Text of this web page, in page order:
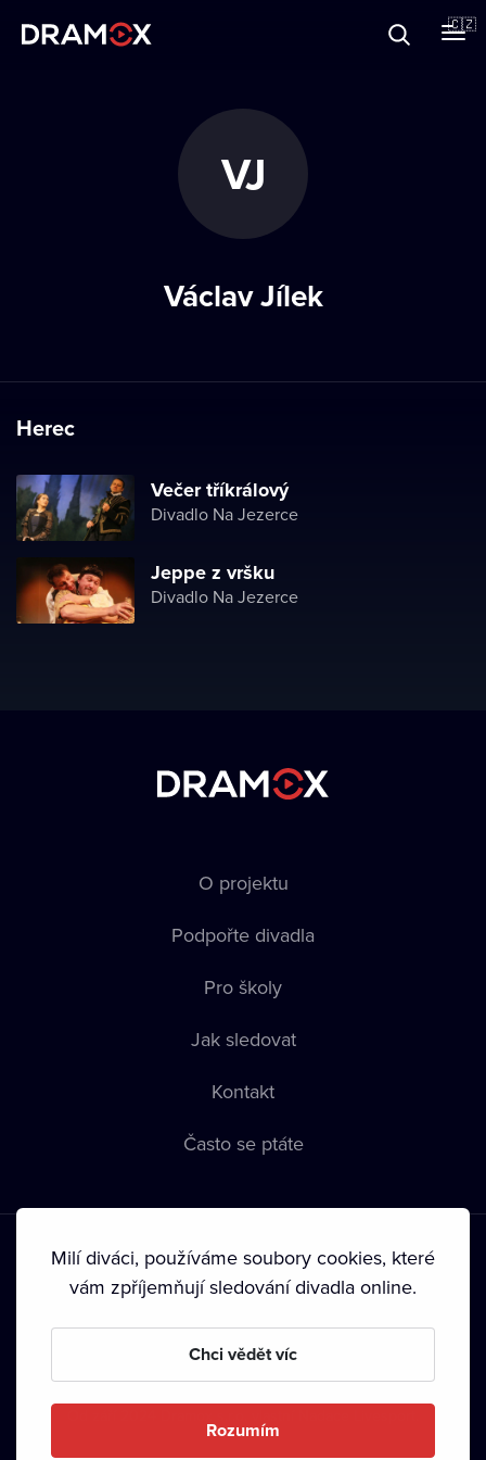
🇨🇿
VJ
Václav Jílek
Herec
Večer tříkrálový
Divadlo Na Jezerce
Jeppe z vršku
Divadlo Na Jezerce
O projektu
Podpořte divadla
Pro školy
Jak sledovat
Kontakt
Často se ptáte
Podmínky používání • Ochrana soukromí • Zásady používání
• Autorská práva•
Milí diváci, používáme soubory cookies, které
vám zpříjemňují sledování divadla online.
Chci vědět víc
Rozumím